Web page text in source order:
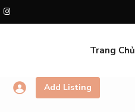
Trang Chủ
Add Listing